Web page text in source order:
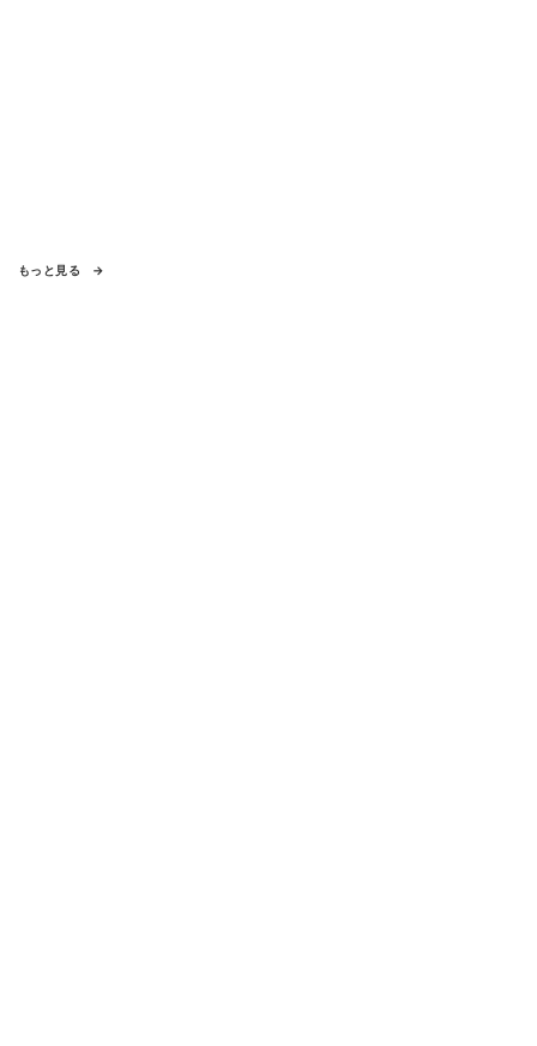
もっと見る